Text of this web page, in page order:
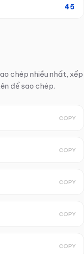
45
chép nhiều nhất, xếp
để sao chép.
COPY
COPY
COPY
COPY
COPY